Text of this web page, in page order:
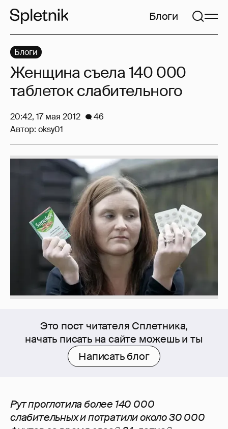
Блоги
Это пост читателя Сплетника,
начать писать на сайте можешь и ты
Написать блог
Рут проглотила более 140 000
слабительных и потратили около 30 000
Блоги
Женщина съела 140 000
таблеток слабительного
20:42, 17 мая 2012
46
Автор: oksy01